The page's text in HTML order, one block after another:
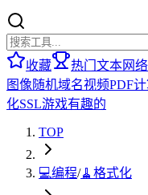
收藏 热门 文本网络
图像随机域名视频PDF
化SSL游戏有趣的
TOP
💻编程/🧹 格式化